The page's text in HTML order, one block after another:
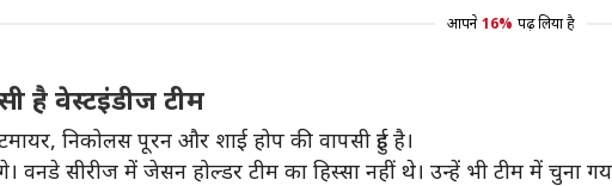
आपने 16% पढ़ लिया है
है वेस्टइंडीज टीम
निकोलस पूरन और शाई होप की वापसी हुई है।
वनडे सीरीज में जेसन होल्डर टीम का हिस्सा नहीं थे। उन्हें भी टीम में चुना